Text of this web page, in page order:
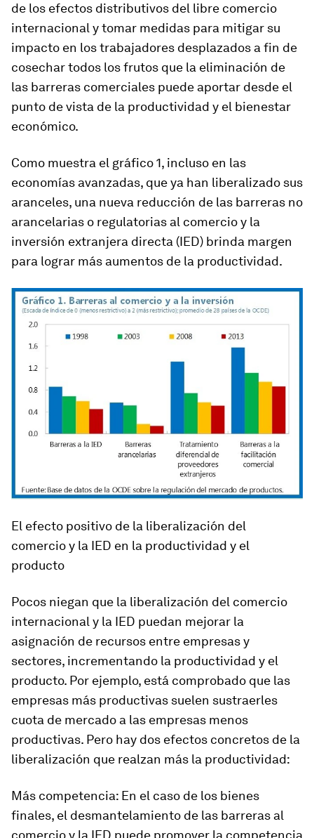
de los efectos distributivos del libre comercio
internacional y tomar medidas para mitigar su
impacto en los trabajadores desplazados a fin de
cosechar todos los frutos que la eliminación de
las barreras comerciales puede aportar desde el
punto de vista de la productividad y el bienestar
económico.
Como muestra el gráfico 1, incluso en las
economías avanzadas, que ya han liberalizado sus
aranceles, una nueva reducción de las barreras no
arancelarias o regulatorias al comercio y la
inversión extranjera directa (IED) brinda margen
para lograr más aumentos de la productividad.
El efecto positivo de la liberalización del
comercio y la IED en la productividad y el
producto
Pocos niegan que la liberalización del comercio
internacional y la IED puedan mejorar la
asignación de recursos entre empresas y
sectores, incrementando la productividad y el
producto. Por ejemplo, está comprobado que las
empresas más productivas suelen sustraerles
cuota de mercado a las empresas menos
productivas. Pero hay dos efectos concretos de la
liberalización que realzan más la productividad:
Más competencia: En el caso de los bienes
finales, el desmantelamiento de las barreras al